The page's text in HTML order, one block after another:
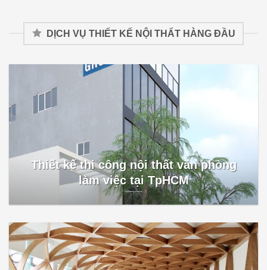
DỊCH VỤ THIẾT KẾ NỘI THẤT HÀNG ĐẦU
Thiết kế thi công nội thất văn phòng
làm việc tại TpHCM